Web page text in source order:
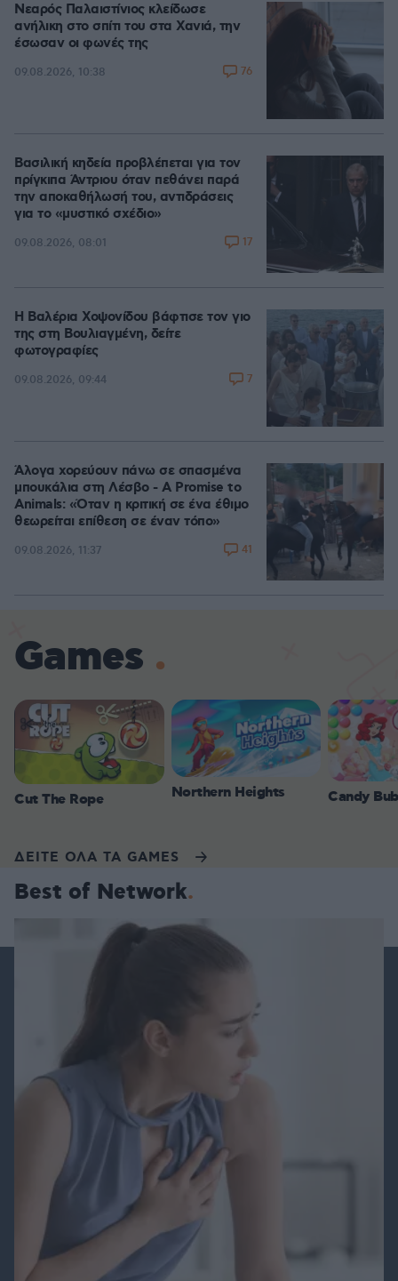
Νεαρός Παλαιστίνιος κλείδωσε
ανήλικη στο σπίτι του στα Χανιά, την
έσωσαν οι φωνές της
09.08.2026, 10:38 76
Βασιλική κηδεία προβλέπεται για τον
πρίγκιπα Άντριου όταν πεθάνει παρά
την αποκαθήλωσή του, αντιδράσεις
για το «μυστικό σχέδιο»
09.08.2026, 08:01 17
Η Βαλέρια Χοψονίδου βάφτισε τον γιο
της στη Βουλιαγμένη, δείτε
φωτογραφίες
09.08.2026, 09:44 7
Άλογα χορεύουν πάνω σε σπασμένα
μπουκάλια στη Λέσβο - A Promise to
Animals: «Όταν η κριτική σε ένα έθιμο
θεωρείται επίθεση σε έναν τόπο»
09.08.2026, 11:37 41
Games
Cut The Rope Northern Heights Candy
ΔΕΙΤΕ ΟΛΑ ΤΑ GAMES
Best of Network